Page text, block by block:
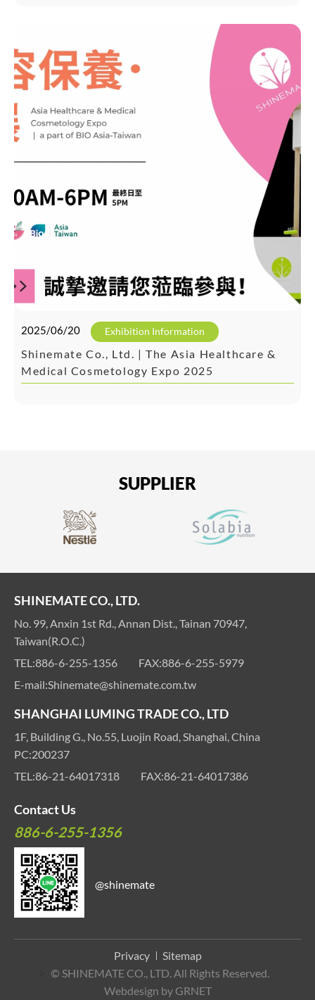
2025/06/20 Exhibition Information
Shinemate Co., Ltd. | The Asia Healthcare &
Medical Cosmetology Expo 2025
SUPPLIER
SHINEMATE CO., LTD.
No. 99, Anxin 1st Rd., Annan Dist., Tainan 70947,
Taiwan(R.O.C.)
TEL:886-6-255-1356 FAX:886-6-255-5979
E-mail:Shinemate@shinemate.com.tw
SHANGHAI LUMING TRADE CO., LTD
1F, Building G., No.55, Luojin Road, Shanghai, China
PC:200237
TEL:86-21-64017318 FAX:86-21-64017386
Contact Us
886-6-255-1356
@shinemate
Privacy
Sitemap
© SHINEMATE CO., LTD. All Rights Reserved.
Webdesign byGRNET